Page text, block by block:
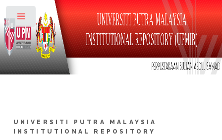
UNIVERSITI PUTRA MALAYSIA
INSTITUTIONAL REPOSITORY
Toggle